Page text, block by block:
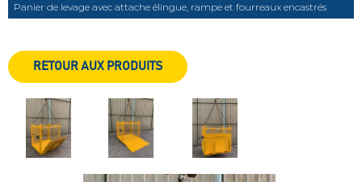
Panier de levage avec attache élingue, rampe et fourreaux encastrés
RETOUR AUX PRODUITS